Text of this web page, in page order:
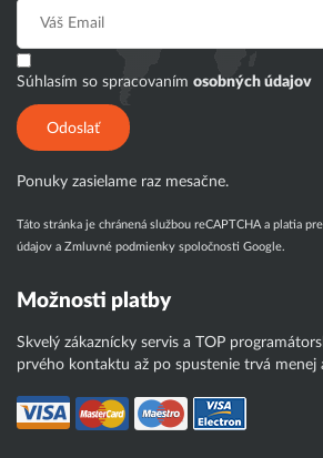
Súhlasím so spracovaním osobných údajov
Odoslať
Ponuky zasielame raz mesačne.
Táto stránka je chránená službou reCAPTCHA a platia
údajov a Zmluvné podmienky spoločnosti Google.
Možnosti platby
Skvelý zákaznícky servis a TOP
prvého kontaktu až po spustenie trvá menej